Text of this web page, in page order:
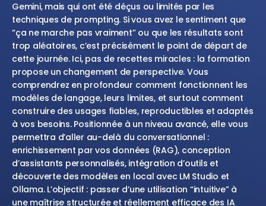
Gemini, mais qui ont été déçus ou limités par les
techniques de prompting. Si vous avez le sentiment que
“ça ne marche pas vraiment” ou que les résultats sont
trop aléatoires, c’est précisément le point de départ de
cette journée. Ici, pas de recettes miracles : la formation
propose un changement de perspective. Vous
comprendrez en profondeur comment fonctionnent les
modèles de langage, leurs limites, et surtout comment
construire des usages fiables, reproductibles et adaptés
à vos besoins. Positionnée à un niveau avancé, elle vous
permettra d’aller au-delà du conversationnel :
enrichissement par vos données (RAG), conception
d’assistants personnalisés, intégration d’outils et
découverte des modèles en local avec LM Studio et
Ollama. L’objectif : passer d’une utilisation “intuitive” à
une maîtrise structurée et réellement efficace des IA